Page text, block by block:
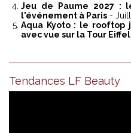
Jeu de Paume 2027 :
l'événement à Paris -
Aqua Kyoto : le rooftop
avec vue sur la Tour Eiffel
Tendances LF Beauty